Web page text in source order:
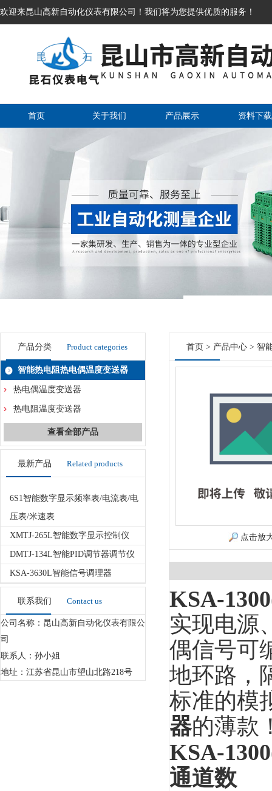
欢迎来昆山高新自动化仪表有限公司！我们将为您提供优质的服务！
首页 关于我们 产品展示 资料下载
产品分类 Product categories
智能热电阻热电偶温度变送器
热电偶温度变送器
热电阻温度变送器
查看全部产品
最新产品 Related products
6S1智能数字显示频率表/电流表/电
压表/米速表
XMTJ-265L智能数字显示控制仪
DMTJ-134L智能PID调节器调节仪
KSA-3630L智能信号调理器
联系我们 Contact us
公司名称：昆山高新自动化仪表有限公
司
联系人：孙小姐
地址：江苏省昆山市望山北路218号
首页 > 产品中心 > 智
点击放
KSA-
实现电源
偶信号可
地环路，
标准的模
器的薄款
KSA-
通道数